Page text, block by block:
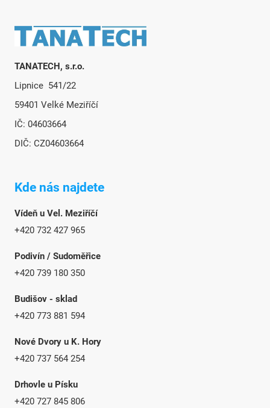
Zápatí
TANATECH, s.r.o.
Lipnice 541/22
59401 Velké Meziříčí
IČ: 04603664
DIČ: CZ04603664
Kde nás najdete
Vídeň u Vel. Meziříčí
+420 732 427 965
Podivín / Sudoměřice
+420 739 180 350
Budišov - sklad
+420 773 881 594
Nové Dvory u K. Hory
+420 737 564 254
Drhovle u Písku
+420 727 845 806